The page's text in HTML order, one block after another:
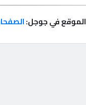
الموقع في جوجل: